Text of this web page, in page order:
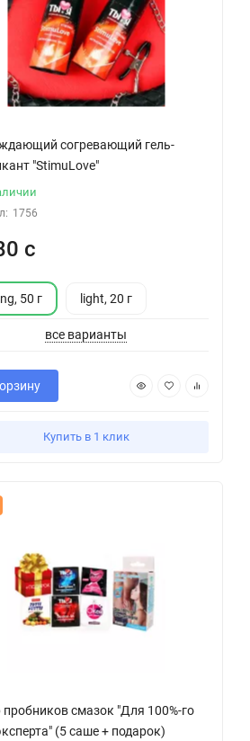
согревающий гель-
"StimuLove"
1756
с
50 г light, 20 г
все варианты
Купить в 1 клик
смазок "Для 100%-го
(5 саше + подарок)